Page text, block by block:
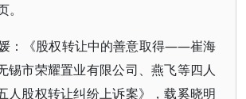
：《股权转让中的善意取得——崔海
锡市荣耀置业有限公司、燕飞等四人
人股权转让纠纷上诉案》，载奚晓明